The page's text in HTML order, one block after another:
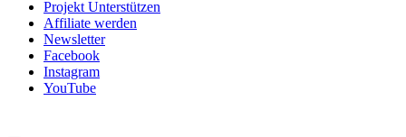
Projekt Unterstützen
Affiliate werden
Newsletter
Facebook
Instagram
YouTube